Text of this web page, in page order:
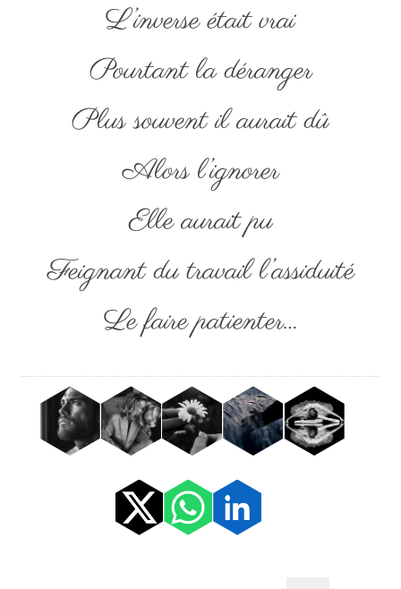
L’inverse était vrai
Pourtant la déranger
Plus souvent il aurait dû
Alors l’ignorer
Elle aurait pu
Feignant du travail l’assiduité
Le faire patienter…